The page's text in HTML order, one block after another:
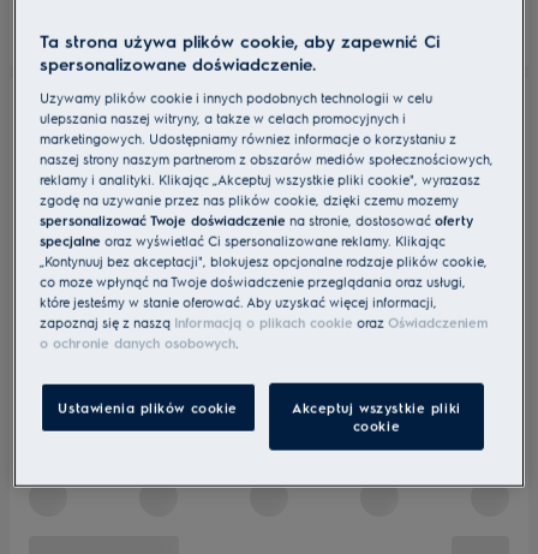
Ta strona używa plików cookie, aby zapewnić Ci
spersonalizowane doświadczenie.
Używamy plików cookie i innych podobnych technologii w celu
ulepszania naszej witryny, a także w celach promocyjnych i
marketingowych. Udostępniamy również informacje o korzystaniu z
naszej strony naszym partnerom z obszarów mediów społecznościowych,
reklamy i analityki. Klikając „Akceptuj wszystkie pliki cookie", wyrażasz
zgodę na używanie przez nas plików cookie, dzięki czemu możemy
spersonalizować Twoje doświadczenie na stronie, dostosowaćoferty
specjalne oraz wyświetlać Ci spersonalizowane reklamy. Klikając
„Kontynuuj bez akceptacji", blokujesz opcjonalne rodzaje plików cookie,
co może wpłynąć na Twoje doświadczenie przeglądania oraz usługi,
które jesteśmy w stanie oferować. Aby uzyskać więcej informacji,
zapoznaj się z naszą Informacją o plikach cookie orazOświadczeniem
o ochronie danych osobowych.
Ustawienia plików cookie
Akceptuj wszystkie pliki
cookie